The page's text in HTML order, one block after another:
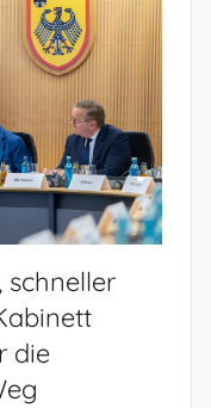
schneller
die